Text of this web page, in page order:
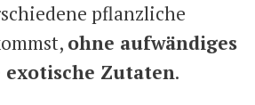
pflanzliche
ohne aufwändiges
exotische Zutaten.